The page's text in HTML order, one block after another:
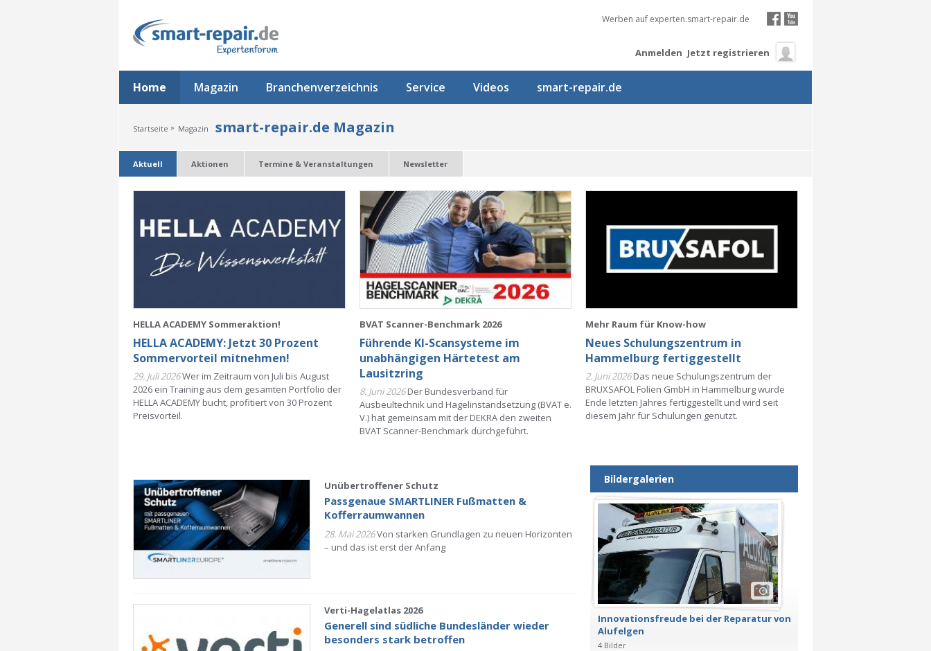
Werben auf experten.smart-repair.de
Anmelden Jetzt registrieren
Home Magazin Branchenverzeichnis Service Videos smart-repair.de
Startseite » Magazin smart-repair.de Magazin
Aktuell Aktionen Termine & Veranstaltungen Newsletter
HELLA ACADEMY Sommeraktion!
HELLA ACADEMY: Jetzt 30 Prozent
Sommervorteil mitnehmen!
29. Juli 2026Wer im Zeitraum von Juli bis August
2026 ein Training aus dem gesamten Portfolio der
HELLA ACADEMY bucht, profitiert von 30 Prozent
Preisvorteil.
BVAT Scanner-Benchmark 2026
Führende KI-Scansysteme im
unabhängigen Härtetest am
Lausitzring
8. Juni 2026Der Bundesverband für
Ausbeultechnik und Hagelinstandsetzung (BVAT e.
V.) hat gemeinsam mit der DEKRA den zweiten
BVAT Scanner-Benchmark durchgeführt.
Mehr Raum für Know-how
Neues Schulungszentrum in
Hammelburg fertiggestellt
2. Juni 2026Das neue Schulungszentrum der
BRUXSAFOL Folien GmbH in Hammelburg wurde
Ende letzten Jahres fertiggestellt und wird seit
diesem Jahr für Schulungen genutzt.
Unübertroffener Schutz
Passgenaue SMARTLINER Fußmatten &
Kofferraumwannen
28. Mai 2026Von starken Grundlagen zu neuen Horizonten
– und das ist erst der Anfang
Verti-Hagelatlas 2026
Generell sind südliche Bundesländer wieder
besonders stark betroffen
Bildergalerien
Innovationsfreude bei der Reparatur von
Alufelgen
4 Bilder